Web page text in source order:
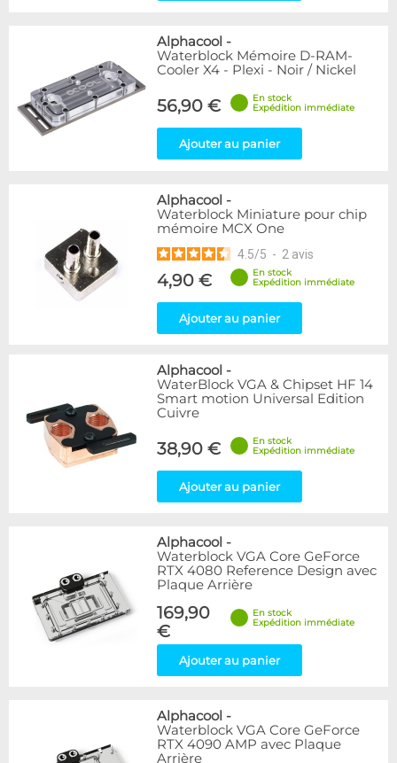
Alphacool -
Waterblock Mémoire D-RAM-
Cooler X4 - Plexi - Noir / Nickel
56,90 €
En stock
Expédition immédiate
Ajouter au panier
Alphacool -
Waterblock Miniature pour chip
mémoire MCX One
4.5/5 - 2 avis
4,90 €
En stock
Expédition immédiate
Ajouter au panier
Alphacool -
WaterBlock VGA & Chipset HF 14
Smart motion Universal Edition
Cuivre
38,90 €
En stock
Expédition immédiate
Ajouter au panier
Alphacool -
Waterblock VGA Core GeForce
RTX 4080 Reference Design avec
Plaque Arrière
169,90
€
En stock
Expédition immédiate
Ajouter au panier
Alphacool -
Waterblock VGA Core GeForce
RTX 4090 AMP avec Plaque
Arrière